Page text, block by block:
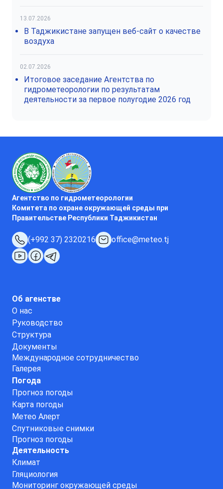
13.07.2026
В Таджикистане запущен веб-сайт о качестве
воздуха
02.07.2026
Итоговое заседание Агентства по
гидрометеорологии по результатам
деятельности за первое полугодие 2026 год
Агентство по гидрометеорологии
Комитета по охране окружающей среды при
Правительстве Республики Таджикистан
(+992 37) 2320216 office@meteo.tj
Об агенстве
О нас
Руководство
Структура
Документы
Международное сотрудничество
Галерея
Погода
Прогноз погоды
Карта погоды
Метео Алерт
Спутниковые снимки
Прогноз погоды
Деятельность
Климат
Гляциология
Мониторинг окружающей среды